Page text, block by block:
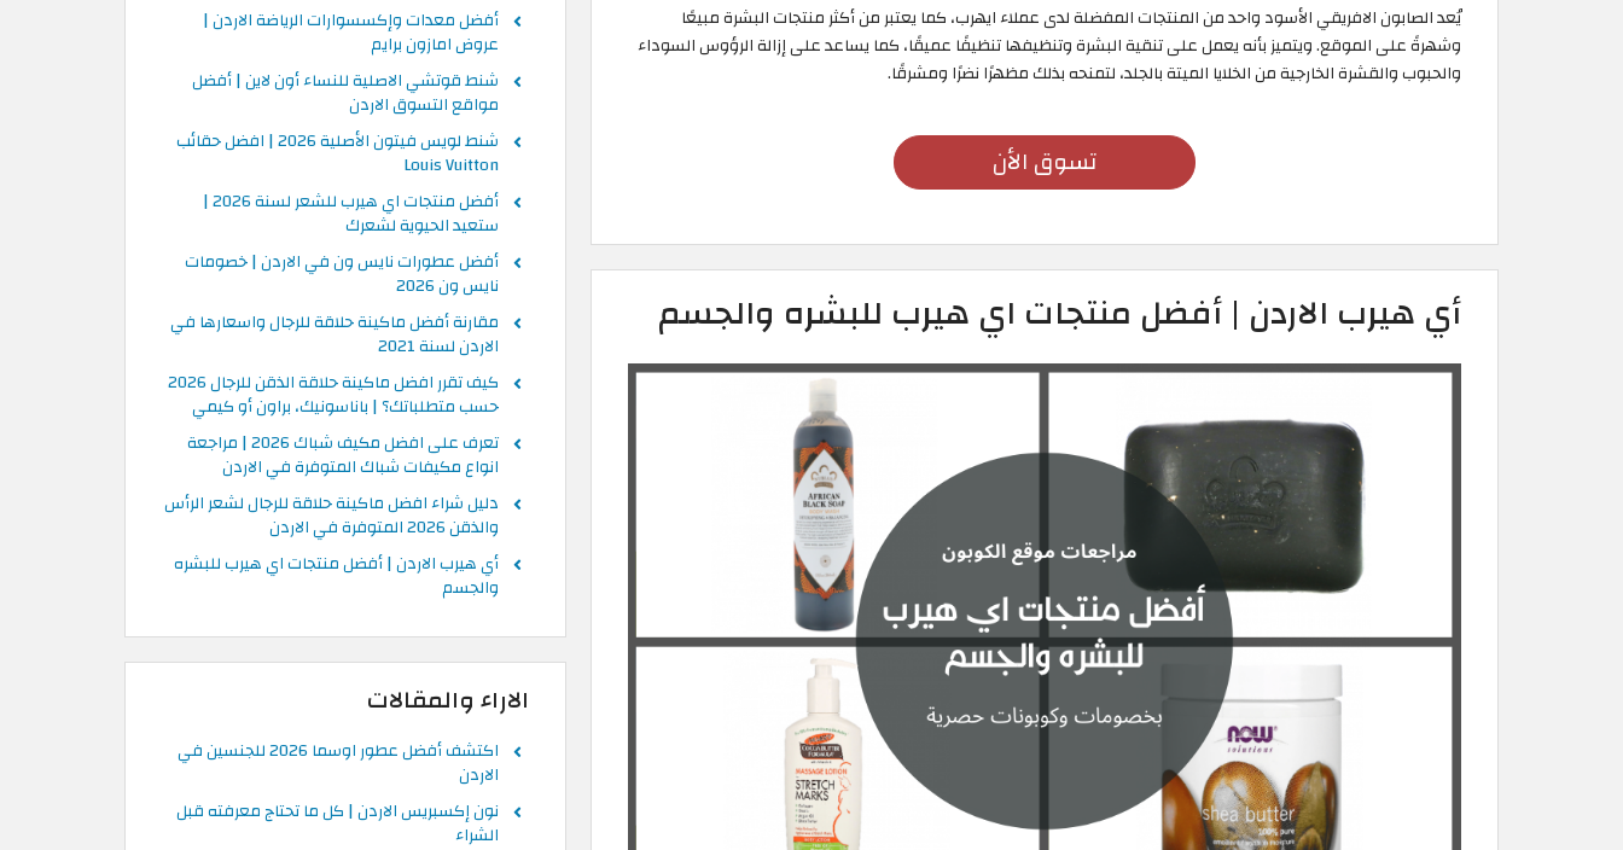
يُعد الصابون الافريقي الأسود واحد من المنتجات المفضلة لدى عملاء ايهرب، كما يعتبر من أكثر منتجات البشرة مبيعًا
وشهرةً على الموقع. ويتميز بأنه يعمل على تنقية البشرة وتنظيفها تنظيفًا عميقًا، كما يساعد على إزالة الرؤوس السوداء
والحبوب والقشرة الخارجية من الخلايا الميتة بالجلد، لتمنحه بذلك مظهرًا نضرًا ومشرقًا.
تسوق الأن
أي هيرب الاردن | أفضل منتجات اي هيرب للبشره والجسم
أفضل معدات وإكسسوارات الرياضة الاردن |
عروض امازون برايم
شنط قوتشي الاصلية للنساء أون لاين | أفضل
مواقع التسوق الاردن
شنط لويس فيتون الأصلية 2026 | افضل حقائب
Louis Vuitton
أفضل منتجات اي هيرب للشعر لسنة 2026 |
ستعيد الحيوية لشعرك
أفضل عطورات نايس ون في الاردن | خصومات
نايس ون 2026
مقارنة أفضل ماكينة حلاقة للرجال واسعارها في
الاردن لسنة 2021
كيف تقرر افضل ماكينة حلاقة الذقن للرجال 2026
حسب متطلباتك؟ | باناسونيك، براون أو كيمي
تعرف على افضل مكيف شباك 2026 | مراجعة
انواع مكيفات شباك المتوفرة في الاردن
دليل شراء افضل ماكينة حلاقة للرجال لشعر الرأس
والذقن 2026 المتوفرة في الاردن
أي هيرب الاردن | أفضل منتجات اي هيرب للبشره
والجسم
الاراء والمقالات
اكتشف أفضل عطور اوسما 2026 للجنسين في
الاردن
نون إكسبريس الاردن | كل ما تحتاج معرفته قبل
الشراء